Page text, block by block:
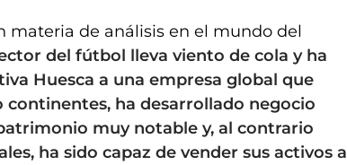
materia de análisis en el mundo del
del fútbol lleva viento de cola y ha
Huesca a una empresa global que
continentes, ha desarrollado negocio
muy notable y, al contrario
ha sido capaz de vender sus activos a